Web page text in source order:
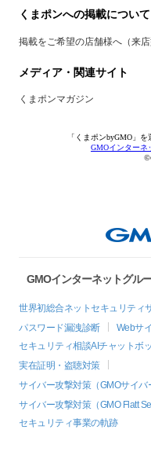
くまポンへの掲載について
掲載をご希望の店舗様へ（来店
メディア・関連サイト
くまポンマガジン
「くまポンbyGMO」
GMOインターネ
GMOインターネットグル
世界初総合ネットセキュリティ
パスワード漏洩診断
Webサ
セキュリティ相談AIチャットボ
実在証明・盗聴対策
サイバー攻撃対策（GMOサイバ
サイバー攻撃対策（GMO Flatt
セキュリティ事業の軌跡